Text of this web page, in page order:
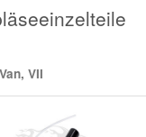
VII